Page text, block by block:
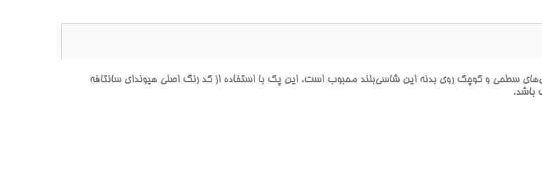
و کوچک روي بدنه اين شاسي‌بلند محبوب است. اين پک با استفاده از کد رنگ اصلي هيونداي سانتافه
باشد.